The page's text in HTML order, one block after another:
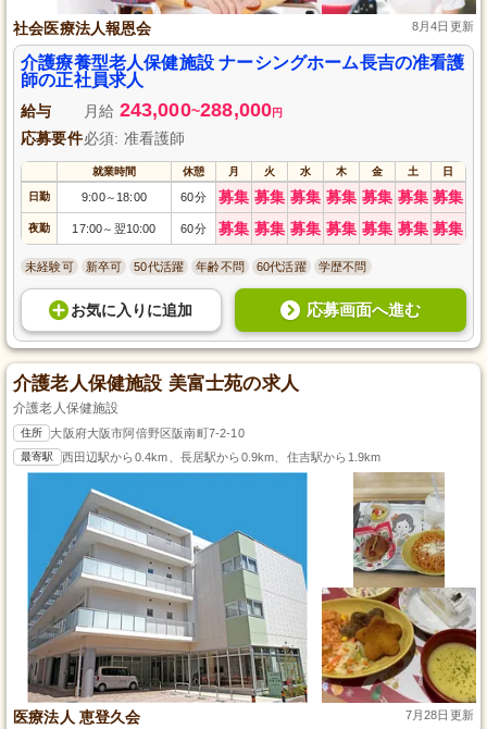
社会医療法人報恩会 8月4日更新
介護療養型老人保健施設 ナーシングホーム長吉の准看護
師の正社員求人
給与 月給 243,000~288,000円
応募要件必須: 准看護師
就業時間 休憩 月 火 水 木 金 土 日
日勤 9:00～ 18:00 60分 募集 募集 募集 募集 募集 募集 募集
夜勤 17:00～ 翌10:00 60分 募集 募集 募集 募集 募集 募集 募集
未経験可 新卒可 50代活躍 年齢不問 60代活躍 学歴不問
お気に入り に追加 応募画面へ進む
介護老人保健施設 美富士苑の求人
介護老人保健施設
住所 大阪府大阪市阿倍野区阪南町7-2-10
最寄駅 西田辺駅から0.4km、長居駅から0.9km、住吉駅から1.9km
医療法人 恵登久会 7月28日更新